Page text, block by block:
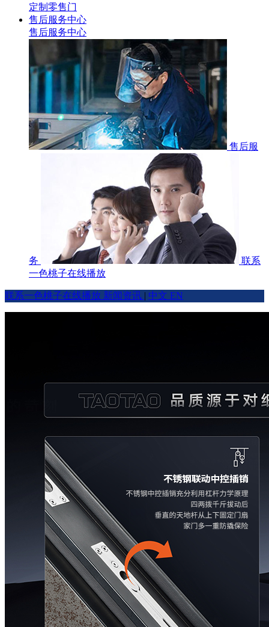
定制零售门
售后服务中心
售后服务中心
售后服
务
联系
一色桃子在线播放
联系一色桃子在线播放 新闻资讯 | 中文 EN